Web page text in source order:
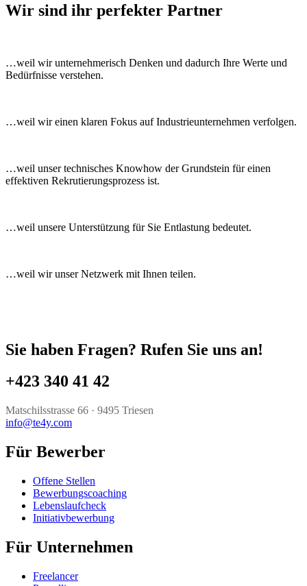
Wir sind ihr perfekter Partner
…weil wir unternehmerisch Denken und dadurch Ihre Werte und
Bedürfnisse verstehen.
…weil wir einen klaren Fokus auf Industrieunternehmen verfolgen.
…weil unser technisches Knowhow der Grundstein für einen
effektiven Rekrutierungsprozess ist.
…weil unsere Unterstützung für Sie Entlastung bedeutet.
…weil wir unser Netzwerk mit Ihnen teilen.
Sie haben Fragen? Rufen Sie uns an!
+423 340 41 42 ​
Matschilsstrasse 66 · 9495 Triesen
info@te4y.com
Für Bewerber
Offene Stellen
Bewerbungscoaching
Lebenslaufcheck
Initiativbewerbung
Für Unternehmen
Freelancer